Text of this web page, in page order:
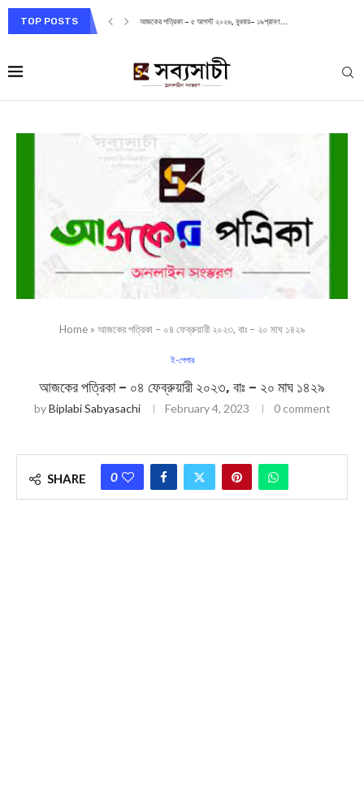
TOP POSTS আজকের পত্রিকা – ৫ আগস্ট ২০২৬, বুধবার– ১৯শ্রাবণ...
Home » আজকের পত্রিকা – ০৪ ফেব্রুয়ারী ২০২৩, বাঃ – ২০ মাঘ ১৪২৯
ই-পেপার
আজকের পত্রিকা – ০৪ ফেব্রুয়ারী ২০২৩, বাঃ – ২০ মাঘ ১৪২৯
byBiplabi Sabyasachi February 4, 2023 0 comment
SHARE 0